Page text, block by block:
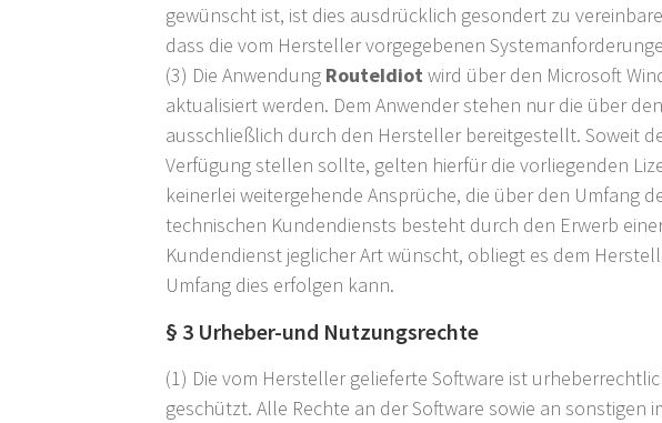
gewünscht ist, ist dies ausdrücklich gesondert zu
dass die vom Hersteller vorgegebenen
(3) Die Anwendung RouteIdiot wird über den Microsoft
aktualisiert werden. Dem Anwender stehen nur die über
ausschließlich durch den Hersteller bereitgestellt. Soweit
Verfügung stellen sollte, gelten hierfür die vorliegenden
keinerlei weitergehende Ansprüche, die über den Umfang
technischen Kundendiensts besteht durch den Erwerb
Kundendienst jeglicher Art wünscht, obliegt es dem
Umfang dies erfolgen kann.
§ 3 Urheber-und Nutzungsrechte
(1) Die vom Hersteller gelieferte Software ist
geschützt. Alle Rechte an der Software sowie an